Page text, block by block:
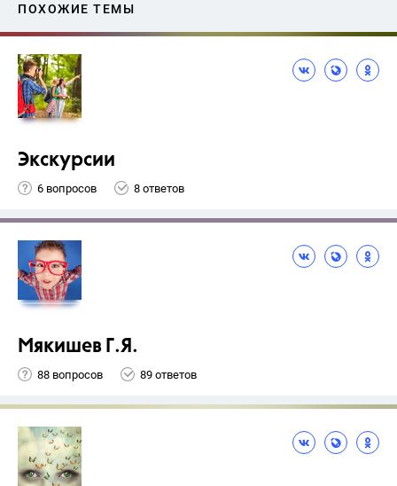
ПОХОЖИЕ ТЕМЫ
Экскурсии
6 вопросов 8 ответов
Мякишев Г.Я.
88 вопросов 89 ответов